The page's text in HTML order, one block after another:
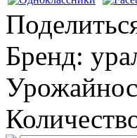
Бренд: